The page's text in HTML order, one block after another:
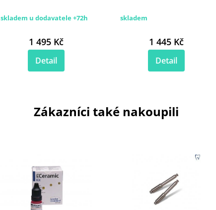
skladem u dodavatele +72h
1 495 Kč
Detail
skladem
1 445 Kč
Detail
Zákazníci také nakoupili